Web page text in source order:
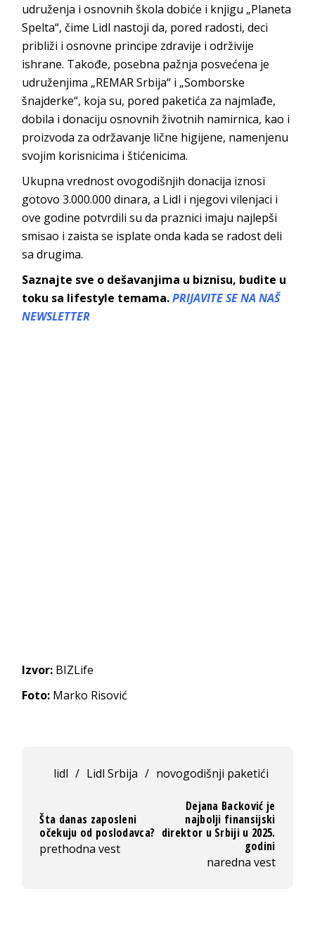
udruženja i osnovnih škola dobiće i knjigu „Planeta
Spelta“, čime Lidl nastoji da, pored radosti, deci
približi i osnovne principe zdravije i održivije
ishrane. Takođe, posebna pažnja posvećena je
udruženjima „REMAR Srbija“ i „Somborske
šnajderke“, koja su, pored paketića za najmlađe,
dobila i donaciju osnovnih životnih namirnica, kao i
proizvoda za održavanje lične higijene, namenjenu
svojim korisnicima i štićenicima.
Ukupna vrednost ovogodišnjih donacija iznosi
gotovo 3.000.000 dinara, a Lidl i njegovi vilenjaci i
ove godine potvrdili su da praznici imaju najlepši
smisao i zaista se isplate onda kada se radost deli
sa drugima.
Saznajte sve o dešavanjima u biznisu, budite u
toku sa lifestyle temama.PRIJAVITE SE NA NAŠ
NEWSLETTER
Izvor: BIZLife
Foto: Marko Risović
lidl / Lidl Srbija / novogodišnji paketići
Šta danas zaposleni
očekuju od poslodavca?
prethodna vest
Dejana Backović je
najbolji finansijski
direktor u Srbiji u 2025.
godini
naredna vest